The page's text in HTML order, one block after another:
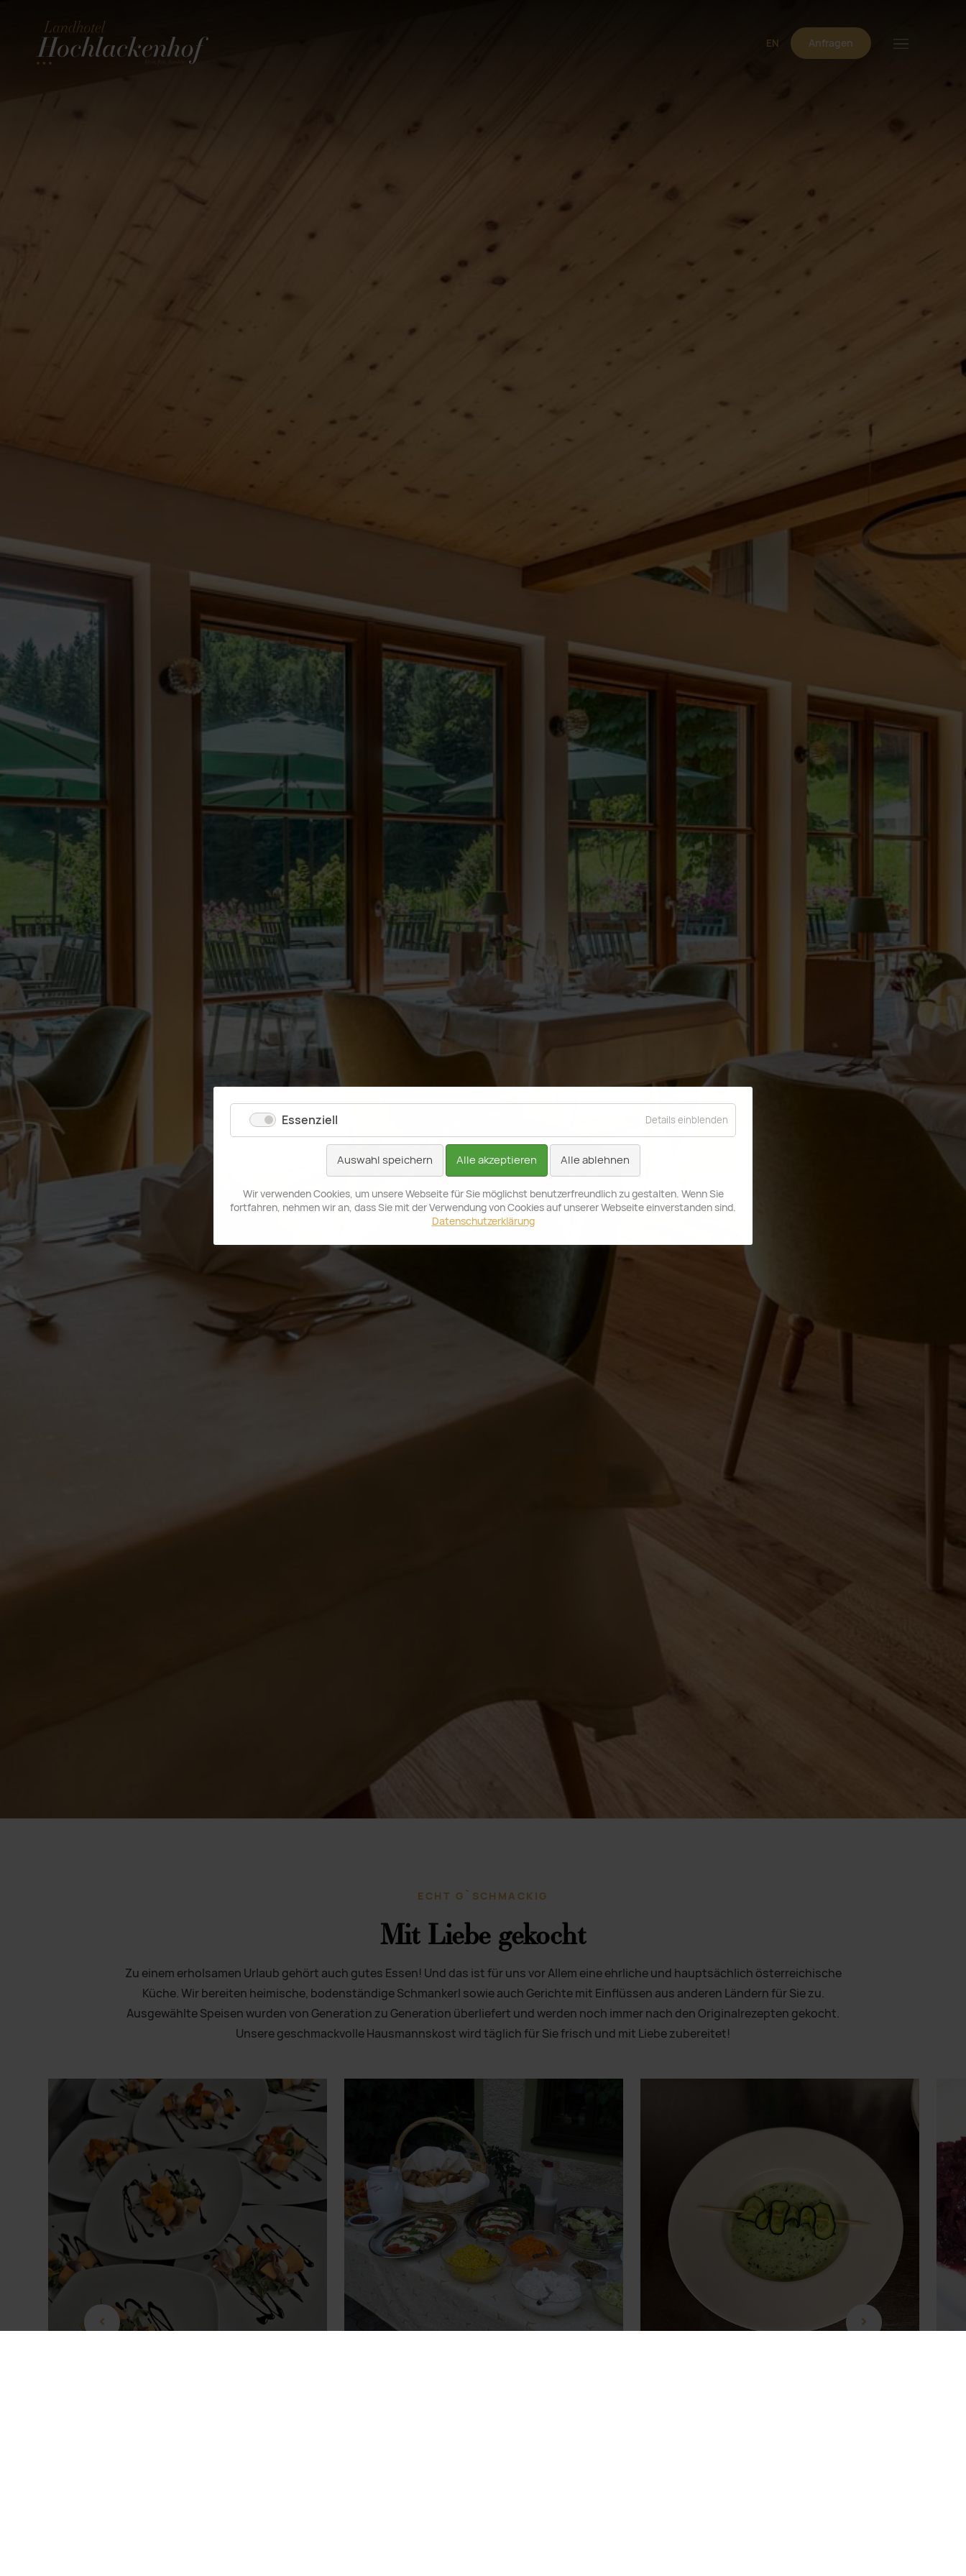
EN Anfragen
ECHT G`SCHMACKIG
Mit Liebe gekocht
Zu einem erholsamen Urlaub gehört auch gutes Essen! Und das ist für uns vor Allem eine ehrliche und hauptsächlich österreichische
Küche. Wir bereiten heimische, bodenständige Schmankerl sowie auch Gerichte mit Einflüssen aus anderen Ländern für Sie zu.
Ausgewählte Speisen wurden von Generation zu Generation überliefert und werden noch immer nach den Originalrezepten gekocht.
Unsere geschmackvolle Hausmannskost wird täglich für Sie frisch und mit Liebe zubereitet!
Essenziell Details einblenden
Auswahl speichern Alle akzeptieren Alle ablehnen
Wir verwenden Cookies, um unsere Webseite für Sie möglichst benutzerfreundlich zu gestalten. Wenn Sie
fortfahren, nehmen wir an, dass Sie mit der Verwendung von Cookies auf unserer Webseite einverstanden sind.
Datenschutzerklärung